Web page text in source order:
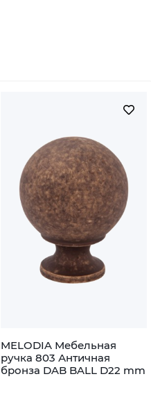
MELODIA Мебельная
ручка 803 Античная
бронза DAB BALL D22 mm